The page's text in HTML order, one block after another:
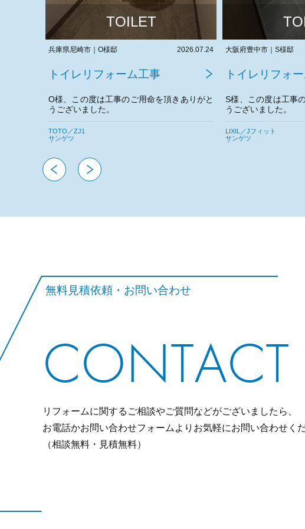
TOILET
大阪府豊中市｜S様邸 2026.07.22
トイレリフォーム工事
S様、この度は工事のご用命を頂きありがと
うございました。
今後とも宜しくお願いいたします。
LIXIL／Jフィット
サンゲツ
東リ
兵庫県伊丹市｜Y様邸
トイレリフォ
Y様、この度は工事
うございました。
今後とも宜しくお願
TOTO／ネオレストRS3
サンゲツ
東リ
無料見積依頼・お問い合わせ
CONTACT
リフォームに関するご相談やご質問などがございましたら、
お電話かお問い合わせフォームよりお気軽にお問い合わせくだ
（相談無料・見積無料）